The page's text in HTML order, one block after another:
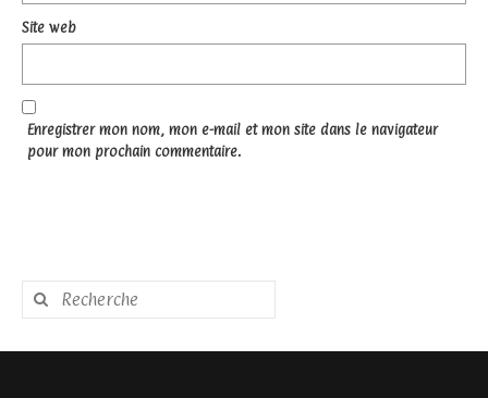
Site web
Enregistrer mon nom, mon e-mail et mon site dans le navigateur
pour mon prochain commentaire.
Rechercher
: